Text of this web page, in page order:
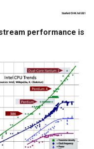
WWW24 SatGuard
S&P25 DCator
MobiCom21 Quasar
SIGCOMM21 SatNetLab
performance is